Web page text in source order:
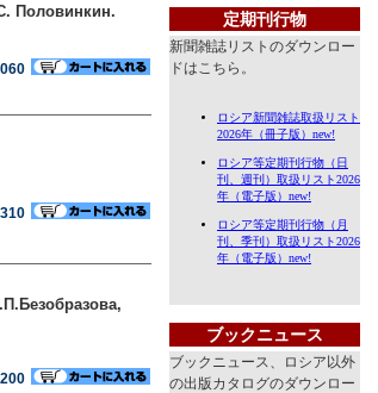
Половинкин. 定期刊行物
新聞雑誌リストのダウンロー
ドはこちら。
ブックニュース
ブックニュース、ロシア以外
の出版カタログのダウンロー